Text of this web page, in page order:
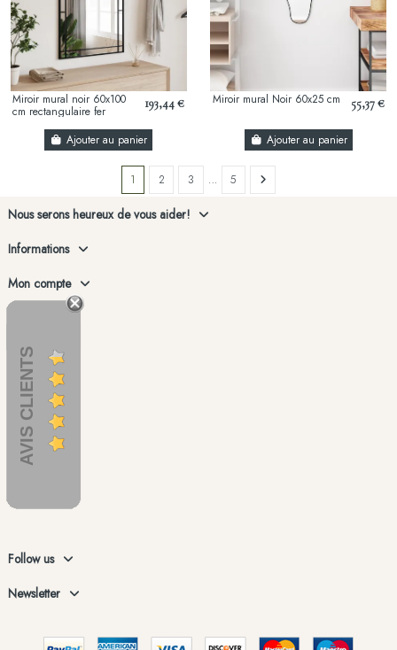
Miroir mural noir 60x100
cm rectangulaire fer
193,44 €
Ajouter au panier
Miroir mural Noir 60x25 cm 55,37 €
Ajouter au panier
1 2 3 … 5
Nous serons heureux de vous aider!
Informations
Mon compte
AVIS CLIENTS
Follow us
Newsletter